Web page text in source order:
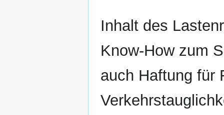
Inhalt des
Know-How zum
auch Haftung für